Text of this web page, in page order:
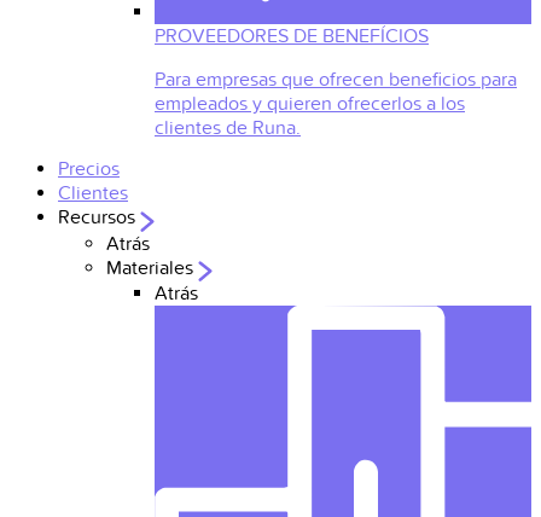
PROVEEDORES DE BENEFÍCIOS
Para empresas que ofrecen beneficios para
empleados y quieren ofrecerlos a los
clientes de Runa.
Precios
Clientes
Recursos
Atrás
Materiales
Atrás